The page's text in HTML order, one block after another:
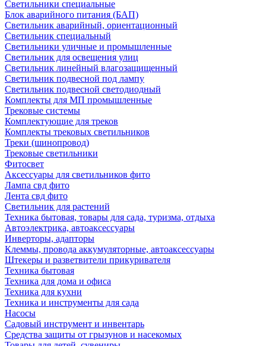
Светильники специальные
Блок аварийного питания (БАП)
Светильник аварийный, ориентационный
Светильник специальный
Светильники уличные и промышленные
Светильник для освещения улиц
Светильник линейный влагозащищенный
Светильник подвесной под лампу
Светильник подвесной светодиодный
Комплекты для МП промышленные
Трековые системы
Комплектующие для треков
Комплекты трековых светильников
Треки (шинопровод)
Трековые светильники
Фитосвет
Аксессуары для светильников фито
Лампа свд фито
Лента свд фито
Светильник для растений
Техника бытовая, товары для сада, туризма, отдыха
Автоэлектрика, автоаксессуары
Инверторы, адапторы
Клеммы, провода аккумуляторные, автоаксессуары
Штекеры и разветвители прикуривателя
Техника бытовая
Техника для дома и офиса
Техника для кухни
Техника и инструменты для сада
Насосы
Садовый инструмент и инвентарь
Средства защиты от грызунов и насекомых